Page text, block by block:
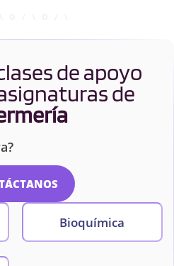
de apoyo
de
Bioquímica